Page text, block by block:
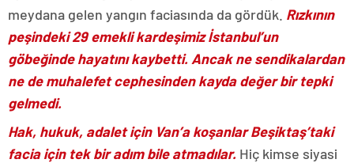
meydana gelen yangın faciasında da gördük. Rızkının
peşindeki 29 emekli kardeşimiz İstanbul’un
göbeğinde hayatını kaybetti. Ancak ne sendikalardan
ne de muhalefet cephesinden kayda değer bir tepki
gelmedi.
Hak, hukuk, adalet için Van’a koşanlar Beşiktaş’taki
facia için tek bir adım bile atmadılar. Hiç kimse siyasi